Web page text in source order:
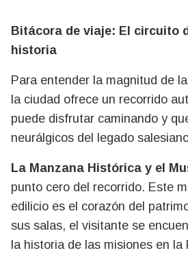
Bitácora de viaje: El circuito
historia
Para entender la magnitud de
la ciudad ofrece un recorrido
puede disfrutar caminando y
neurálgicos del legado
La Manzana Histórica y el
punto cero del recorrido. Este
edilicio es el corazón del
sus salas, el visitante se
la historia de las misiones en